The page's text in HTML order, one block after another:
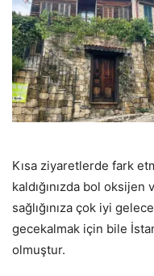
Kısa ziyaretlerde fark
kaldığınızda bol
sağlığınıza çok iyi
gecekalmak için bile
olmuştur.